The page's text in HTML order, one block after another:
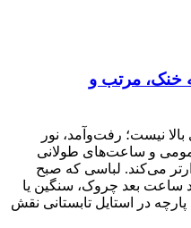
خنک، مرتب و
نیست؛ رفت‌وآمد، نور
و ساعت‌های طولانی
می‌کند. لباسی که صبح
بعد چروک، سنگین یا
در استایل تابستانی نقش